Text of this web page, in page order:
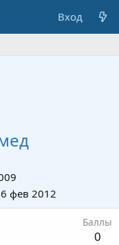
Вход
фев 2012
Баллы
0